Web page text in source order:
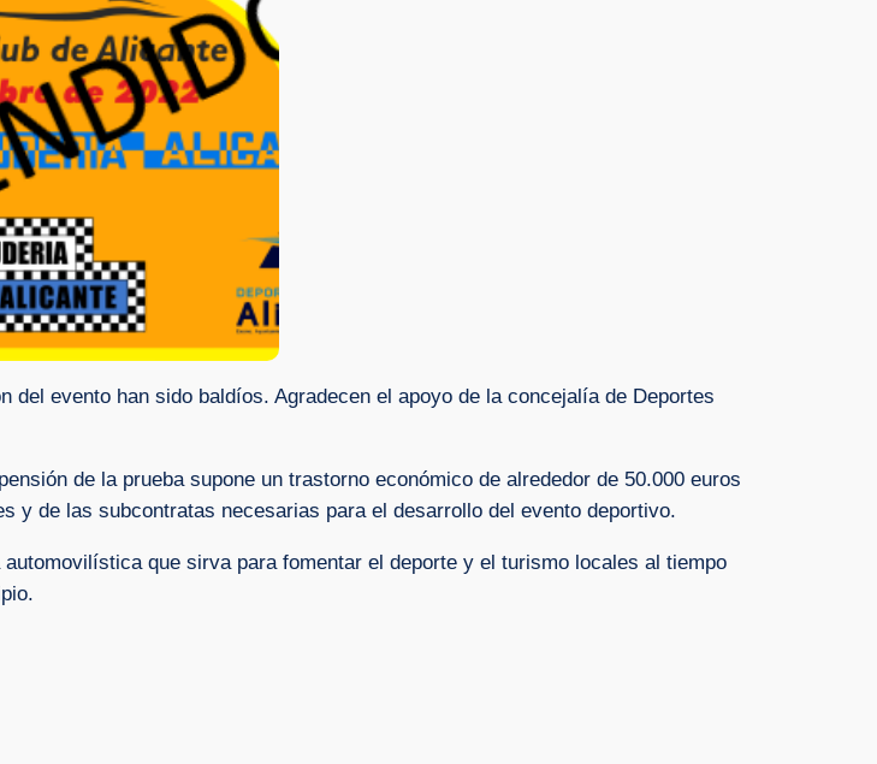
evento han sido baldíos. Agradecen el apoyo de la concejalía de Deportes
de la prueba supone un trastorno económico de alrededor de 50.000 euros
y de las subcontratas necesarias para el desarrollo del evento deportivo.
que sirva para fomentar el deporte y el turismo locales al tiempo